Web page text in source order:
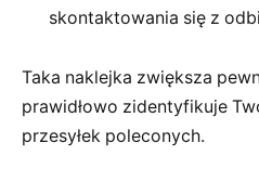
skontaktowania się z
Taka naklejka zwiększa
prawidłowo zidentyfikuje
przesyłek poleconych.